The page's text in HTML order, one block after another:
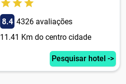
8.4 4326 avaliações
11.41 Km do centro cidade
Pesquisar hotel ->